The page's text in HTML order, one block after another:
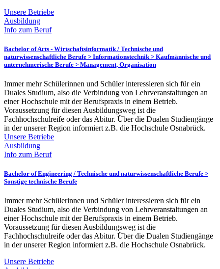
Unsere Betriebe
Ausbildung
Info zum Beruf
Bachelor of Arts - Wirtschaftsinformatik / Technische und
naturwissenschaftliche Berufe > Informationstechnik > Kaufmännische und
unternehmerische Berufe > Management, Organisation
Immer mehr Schülerinnen und Schüler interessieren sich für ein
Duales Studium, also die Verbindung von Lehrveranstaltungen an
einer Hochschule mit der Berufspraxis in einem Betrieb.
Voraussetzung für diesen Ausbildungsweg ist die
Fachhochschulreife oder das Abitur. Über die Dualen Studiengänge
in der unserer Region informiert z.B. die Hochschule Osnabrück.
Unsere Betriebe
Ausbildung
Info zum Beruf
Bachelor of Engineering / Technische und naturwissenschaftliche Berufe >
Sonstige technische Berufe
Immer mehr Schülerinnen und Schüler interessieren sich für ein
Duales Studium, also die Verbindung von Lehrveranstaltungen an
einer Hochschule mit der Berufspraxis in einem Betrieb.
Voraussetzung für diesen Ausbildungsweg ist die
Fachhochschulreife oder das Abitur. Über die Dualen Studiengänge
in der unserer Region informiert z.B. die Hochschule Osnabrück.
Unsere Betriebe